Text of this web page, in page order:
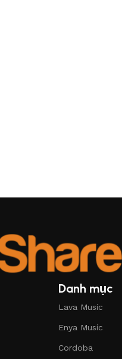
Danh mục
Lava Music
Enya Music
Cordoba